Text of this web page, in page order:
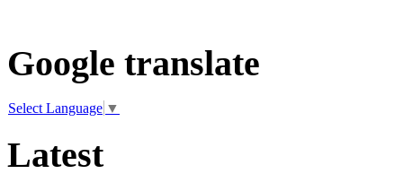
Google translate
Select Language ▼
Latest